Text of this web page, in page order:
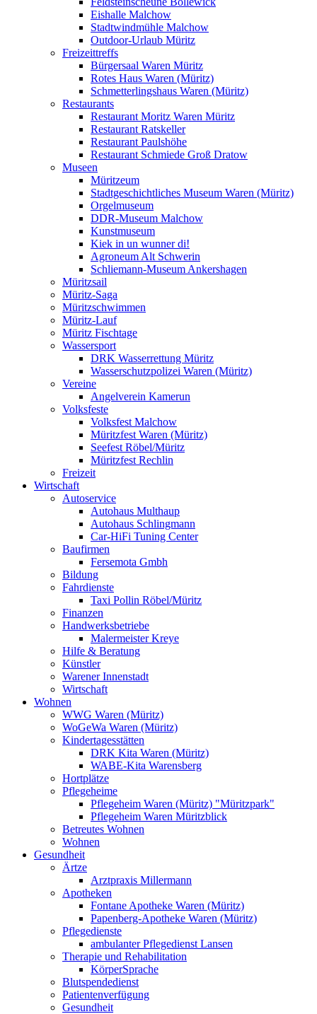
Eishalle Malchow
Stadtwindmühle Malchow
Outdoor-Urlaub Müritz
Freizeittreffs
Bürgersaal Waren Müritz
Rotes Haus Waren (Müritz)
Schmetterlingshaus Waren (Müritz)
Restaurants
Restaurant Moritz Waren Müritz
Restaurant Ratskeller
Restaurant Paulshöhe
Restaurant Schmiede Groß Dratow
Museen
Müritzeum
Stadtgeschichtliches Museum Waren (Müritz)
Orgelmuseum
DDR-Museum Malchow
Kunstmuseum
Kiek in un wunner di!
Agroneum Alt Schwerin
Schliemann-Museum Ankershagen
Müritzsail
Müritz-Saga
Müritzschwimmen
Müritz-Lauf
Müritz Fischtage
Wassersport
DRK Wasserrettung Müritz
Wasserschutzpolizei Waren (Müritz)
Vereine
Angelverein Kamerun
Volksfeste
Volksfest Malchow
Müritzfest Waren (Müritz)
Seefest Röbel/Müritz
Müritzfest Rechlin
Freizeit
Wirtschaft
Autoservice
Autohaus Multhaup
Autohaus Schlingmann
Car-HiFi Tuning Center
Baufirmen
Fersemota Gmbh
Bildung
Fahrdienste
Taxi Pollin Röbel/Müritz
Finanzen
Handwerksbetriebe
Malermeister Kreye
Hilfe & Beratung
Künstler
Warener Innenstadt
Wirtschaft
Wohnen
WWG Waren (Müritz)
WoGeWa Waren (Müritz)
Kindertagesstätten
DRK Kita Waren (Müritz)
WABE-Kita Warensberg
Hortplätze
Pflegeheime
Pflegeheim Waren (Müritz) "Müritzpark"
Pflegeheim Waren Müritzblick
Betreutes Wohnen
Wohnen
Gesundheit
Ärtze
Arztpraxis Millermann
Apotheken
Fontane Apotheke Waren (Müritz)
Papenberg-Apotheke Waren (Müritz)
Pflegedienste
ambulanter Pflegedienst Lansen
Therapie und Rehabilitation
KörperSprache
Blutspendedienst
Patientenverfügung
Gesundheit